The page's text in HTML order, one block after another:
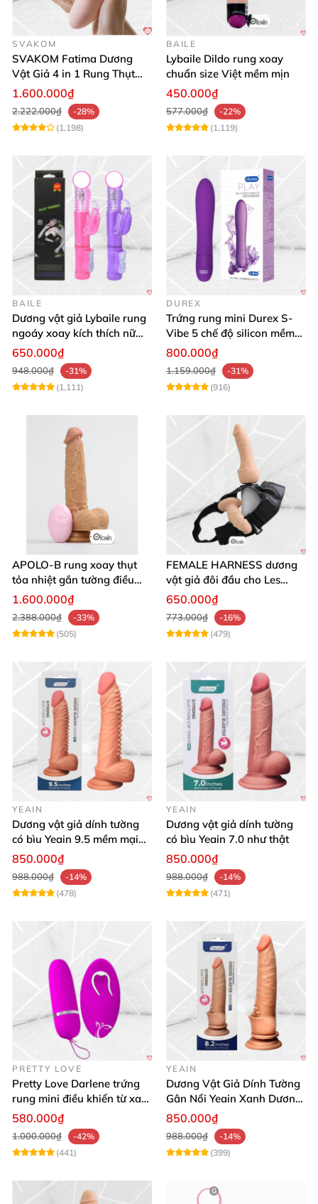
SVAKOM
SVAKOM Fatima Dương
Vật Giả 4 in 1 Rung Thụt
Hút Toả Nhiệt Massage Cho
1.600.000₫
2.222.000₫
-28%
(1,198)
BAILE
Lybaile Dildo rung xoay
chuẩn size Việt mềm mịn
450.000₫
577.000₫
-22%
(1,119)
BAILE
Dương vật giả Lybaile rung
ngoáy xoay kích thích nữ
thủ dâm
650.000₫
948.000₫
-31%
(1,111)
DUREX
Trứng rung mini Durex S-
Vibe 5 chế độ silicon mềm
mịn cao cấp
800.000₫
1.159.000₫
-31%
(916)
APOLO-B rung xoay thụt
tỏa nhiệt gắn tường điều
khiển từ xa đa chế độ
1.600.000₫
2.388.000₫
-33%
(505)
FEMALE HARNESS dương
vật giả đôi đầu cho Les
massage cực sướng
650.000₫
773.000₫
-16%
(479)
YEAIN
Dương vật giả dính tường
có bìu Yeain 9.5 mềm mại
thật
850.000₫
988.000₫
-14%
(478)
YEAIN
Dương vật giả dính tường
có bìu Yeain 7.0 như thật
850.000₫
988.000₫
-14%
(471)
PRETTY LOVE
Pretty Love Darlene trứng
rung mini điều khiển từ xa
12 chế độ rung mạnh
580.000₫
1.000.000₫
-42%
(441)
YEAIN
Dương Vật Giả Dính Tường
Gân Nổi Yeain Xanh Dương
8.2 Siêu Thật
850.000₫
988.000₫
-14%
(399)